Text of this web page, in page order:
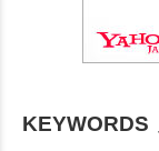
KEYWORDS